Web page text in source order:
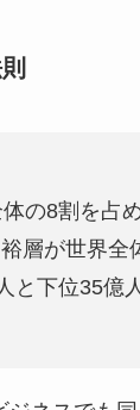
の8割を占め
裕層が世界
と下位35億